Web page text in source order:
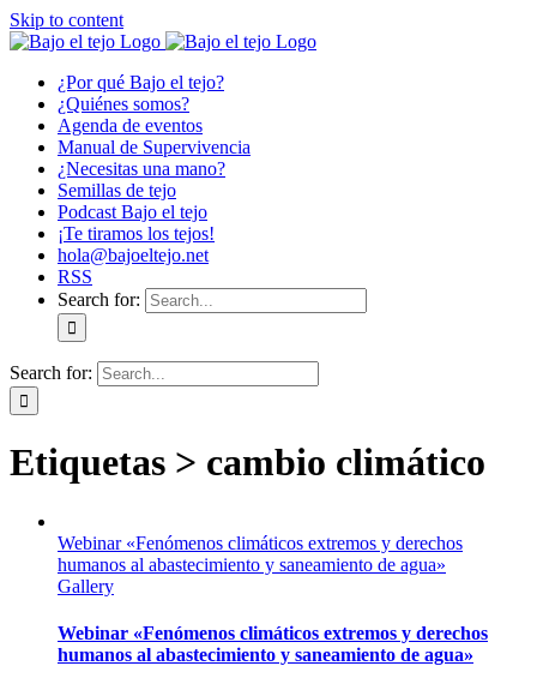
Skip to content
¿Por qué Bajo el tejo?
¿Quiénes somos?
Agenda de eventos
Manual de Supervivencia
¿Necesitas una mano?
Semillas de tejo
Podcast Bajo el tejo
¡Te tiramos los tejos!
hola@bajoeltejo.net
RSS
Search for:
Search for:
Etiquetas > cambio climático
Webinar «Fenómenos climáticos extremos y derechos
humanos al abastecimiento y saneamiento de agua»
Gallery
Webinar «Fenómenos climáticos extremos y derechos
humanos al abastecimiento y saneamiento de agua»